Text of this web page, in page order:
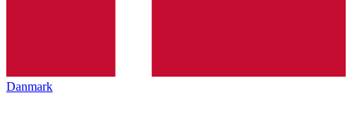
Danmark